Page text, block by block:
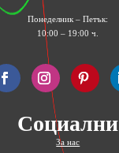
Понеделник – Петък:
10:00 – 19:00 ч.
Социални
За нас